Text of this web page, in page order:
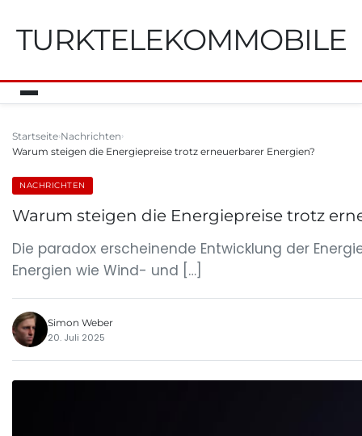
TURKTELEKOMMOBILE
Startseite Nachrichten
Warum steigen die Energiepreise trotz erneuerbarer Energien?
NACHRICHTEN
Warum steigen die Energiepreise trotz
Die paradox erscheinende Entwicklung der
Energien wie Wind- und […]
Simon Weber
20. Juli 2025